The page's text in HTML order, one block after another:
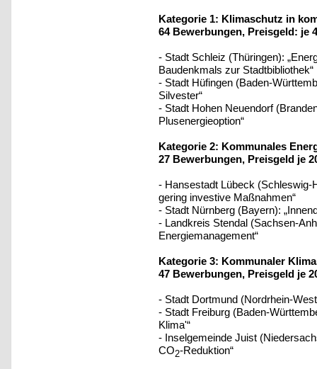
Kategorie 1: Klimaschutz in
64 Bewerbungen, Preisgeld: je
- Stadt Schleiz (Thüringen):
Baudenkmals zur Stadtbibliothek“
- Stadt Hüfingen (Baden-
Silvester“
- Stadt Hohen Neuendorf
Plusenergieoption“
Kategorie 2: Kommunales
27 Bewerbungen, Preisgeld je
- Hansestadt Lübeck (Schleswig-
gering investive Maßnahmen“
- Stadt Nürnberg (Bayern):
- Landkreis Stendal (Sachsen-
Energiemanagement“
Kategorie 3: Kommunaler
47 Bewerbungen, Preisgeld je
- Stadt Dortmund (Nordrhein-
- Stadt Freiburg (Baden-
Klima'“
- Inselgemeinde Juist
CO2-Reduktion“